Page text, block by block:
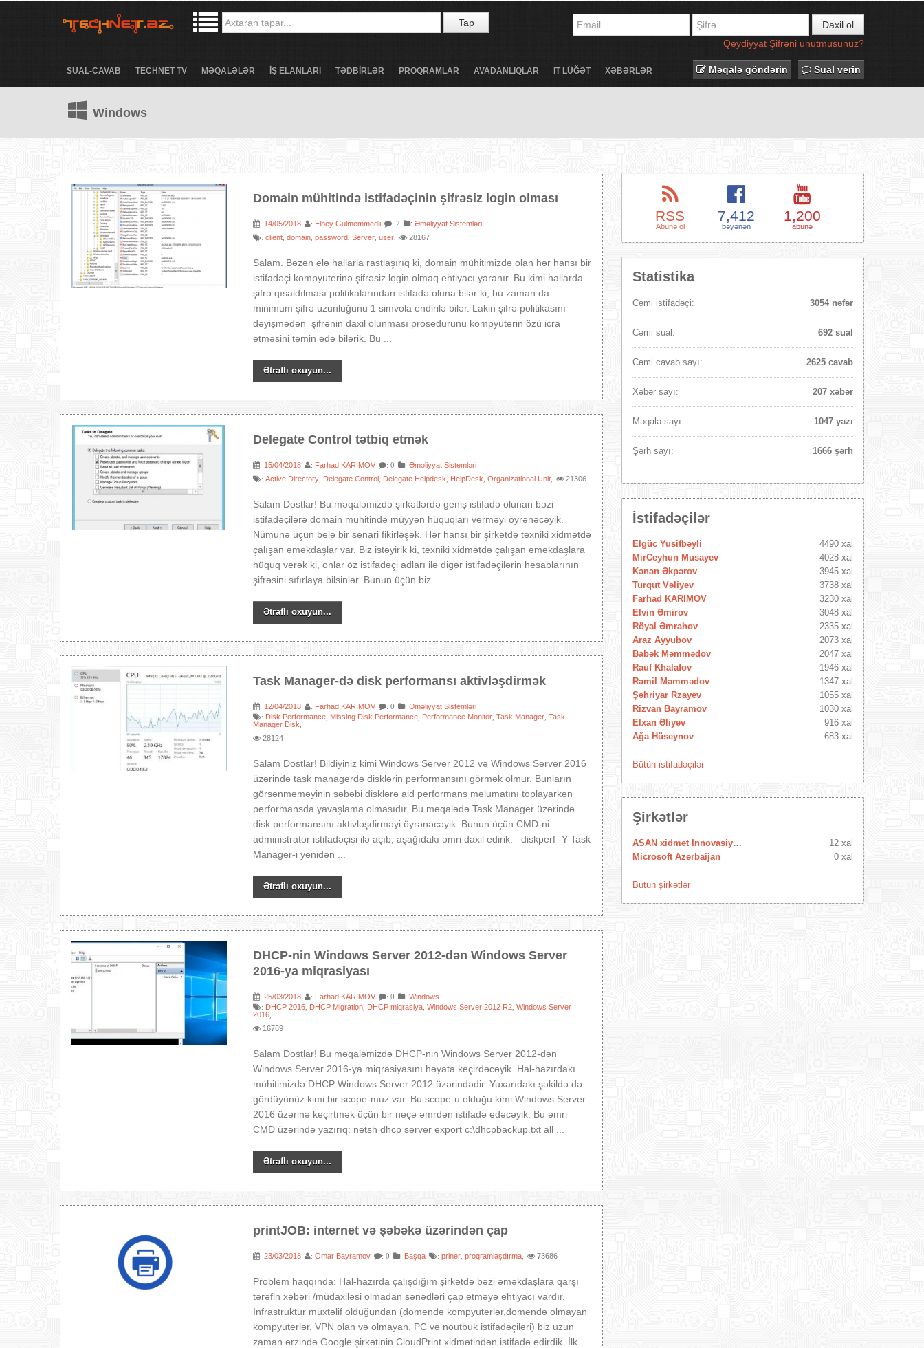
Tap
Daxil ol
Qeydiyyat Şifrəni unutmusunuz?
SUAL-CAVAB TECHNET TV MƏQALƏLƏR İŞ ELANLARI TƏDBİRLƏR PROQRAMLAR AVADANLIQLAR IT LÜĞƏT XƏBƏRLƏR Məqalə göndərin Sual verin
Windows
Domain mühitində istifadəçinin şifrəsiz login olması
: 14/05/2018 : Elbey Gulmemmedli : 2 :Əməliyyat Sistemləri
:client ,domain ,password ,Server ,user 28167
Salam. Bəzən elə hallarla rastlaşırıq ki, domain mühitimizdə olan hər hansı bir
istifadəçi kompyuterinə şifrəsiz login olmaq ehtiyacı yaranır. Bu kimi hallarda
şifrə qısaldılması politikalarından istifadə oluna bilər ki, bu zaman da
minimum şifrə uzunluğunu 1 simvola endirilə bilər. Lakin şifrə politikasını
dəyişmədən şifrənin daxil olunması prosedurunu kompyuterin özü icra
etməsini təmin edə bilərik. Bu ...
Ətraflı oxuyun...
Delegate Control tətbiq etmək
: 15/04/2018 : Farhad KARIMOV : 0 :Əməliyyat Sistemləri
:Active Directory Delegate Control Delegate Helpdesk HelpDesk ,Organizational Unit 21306
Salam Dostlar! Bu məqaləmizdə şirkətlərdə geniş istifadə olunan bəzi
istifadəçilərə domain mühitində müyyən hüquqları verməyi öyrənəcəyik.
Nümunə üçün belə bir senari fikirləşək. Hər hansı bir şirkətdə texniki xidmətdə
çalışan əməkdaşlar var. Biz istəyirik ki, texniki xidmətdə çalışan əməkdaşlara
hüquq verək ki, onlar öz istifadəçi adları ilə digər istifadəçilərin hesablarının
şifrəsini sıfırlaya bilsinlər. Bunun üçün biz ...
Ətraflı oxuyun...
Task Manager-də disk performansı aktivləşdirmək
: 12/04/2018 : Farhad KARIMOV : 0 :Əməliyyat Sistemləri
: Disk Performance Missing Disk Performance Performance Monitor ,Task Manager ,Task
Manager Disk
28124
Salam Dostlar! Bildiyiniz kimi Windows Server 2012 və Windows Server 2016
üzərində task managerdə disklərin performansını görmək olmur. Bunların
görsənməməyinin səbəbi disklərə aid performans məlumatını toplayarkən
performansda yavaşlama olmasıdır. Bu məqalədə Task Manager üzərində
disk performansını aktivləşdirməyi öyrənəcəyik. Bunun üçün CMD-ni
administrator istifadəçisi ilə açıb, aşağıdakı əmri daxil edirik: diskperf -Y Task
Manager-i yenidən ...
Ətraflı oxuyun...
DHCP-nin Windows Server 2012-dən Windows Server
2016-ya miqrasiyası
:25/03/2018 : Farhad KARIMOV : 0 :Windows
: DHCP 2016 DHCP Migration DHCP miqrasiya ,Windows Server 2012 R2 ,Windows Server
2016
16769
Salam Dostlar! Bu məqaləmizdə DHCP-nin Windows Server 2012-dən
Windows Server 2016-ya miqrasiyasını həyata keçirdəcəyik. Hal-hazırdakı
mühitimizdə DHCP Windows Server 2012 üzərindədir. Yuxarıdakı şəkildə də
gördüyünüz kimi bir scope-muz var. Bu scope-u olduğu kimi Windows Server
2016 üzərinə keçirtmək üçün bir neçə əmrdən istifadə edəcəyik. Bu əmri
CMD üzərində yazırıq: netsh dhcp server export c:\dhcpbackup.txt all ...
Ətraflı oxuyun...
printJOB: internet və şəbəkə üzərindən çap
:23/03/2018 :Omar Bayramov : 0 : Başqa :priner ,proqramlaşdırma 73686
Problem haqqında: Hal-hazırda çalışdığım şirkətdə bəzi əməkdaşlara qarşı
tərəfin xəbəri /müdaxiləsi olmadan sənədləri çap etməyə ehtiyacı vardır.
İnfrastruktur müxtəlif olduğundan (domendə kompyuterlər,domendə olmayan
kompyuterlər, VPN olan və olmayan, PC və noutbuk istifadəçiləri) biz uzun
zaman ərzində Google şirkətinin CloudPrint xidmətindən istifadə edirdik. İlk
RSS
Abunə ol
7,412
bəyənən
1,200
abunə
Statistika
Cəmi istifadəçi: 3054 nəfər
Cəmi sual: 692 sual
Cəmi cavab sayı: 2625 cavab
Xəbər sayı: 207 xəbər
Məqalə sayı: 1047 yazı
Şərh sayı: 1666 şərh
İstifadəçilər
Elgüc Yusifbəyli
4490 xal
MirCeyhun Musayev
4028 xal
Kənan Əkpərov
3945 xal
Turqut Vəliyev
3738 xal
Farhad KARIMOV
3230 xal
Elvin Əmirov
3048 xal
Röyal Əmrahov
2335 xal
Araz Ayyubov
2073 xal
Babək Məmmədov
2047 xal
Rauf Khalafov
1946 xal
Ramil Məmmədov
1347 xal
Şəhriyar Rzayev
1055 xal
Rizvan Bayramov
1030 xal
Elxan Əliyev
916 xal
Ağa Hüseynov
683 xal
Bütün istifadəçilər
Şirkətlər
ASAN xidmet Innovasiya Mərkəzi
12 xal
Microsoft Azerbaijan
0 xal
Bütün şirkətlər